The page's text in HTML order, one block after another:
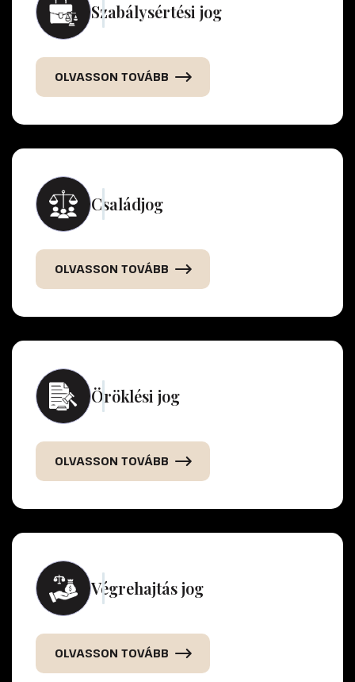
Szabálysértési jog
OLVASSON TOVÁBB
Családjog
OLVASSON TOVÁBB
Öröklési jog
OLVASSON TOVÁBB
Végrehajtás jog
OLVASSON TOVÁBB